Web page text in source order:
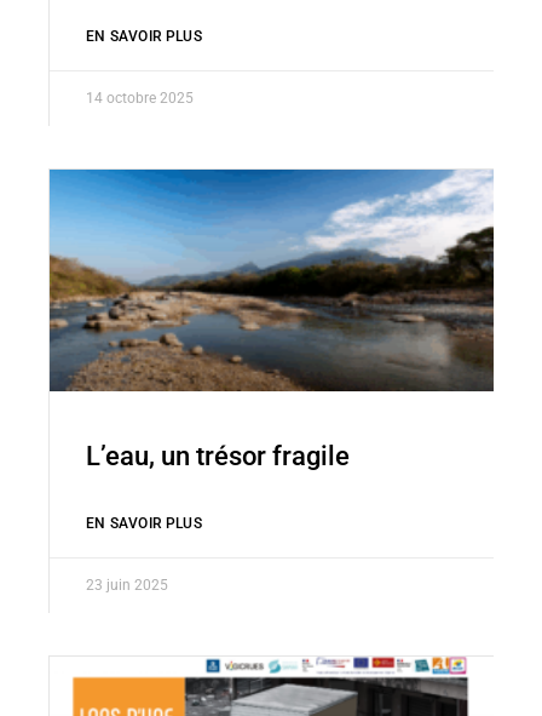
EN SAVOIR PLUS
14 octobre 2025
L’eau, un trésor fragile
EN SAVOIR PLUS
23 juin 2025